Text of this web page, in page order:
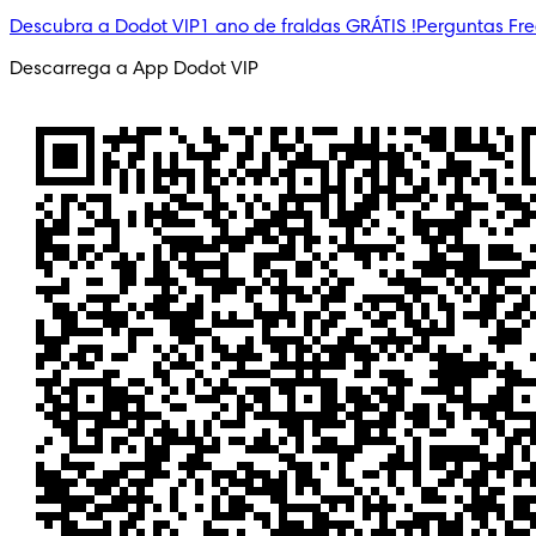
Descubra a Dodot VIP1 ano de fraldas GRÁTIS !Perguntas
Descarrega a App Dodot VIP